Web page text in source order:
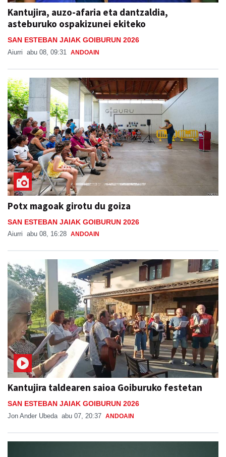
Kantujira, auzo-afaria eta dantzaldia,
asteburuko ospakizunei ekiteko
SAN ESTEBAN JAIAK GOIBURUN 2026
Aiurri abu 08, 09:31 ANDOAIN
Potx magoak girotu du goiza
SAN ESTEBAN JAIAK GOIBURUN 2026
Aiurri abu 08, 16:28 ANDOAIN
Kantujira taldearen saioa Goiburuko festetan
SAN ESTEBAN JAIAK GOIBURUN 2026
Jon Ander Ubeda abu 07, 20:37 ANDOAIN